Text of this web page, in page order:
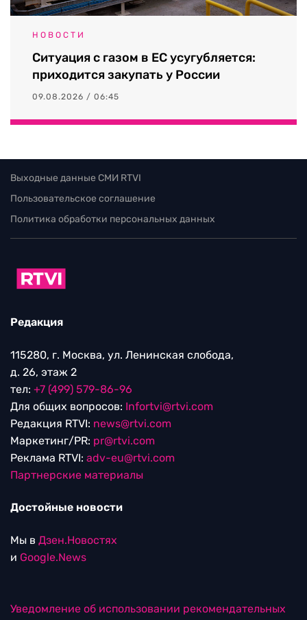
НОВОСТИ
Ситуация с газом в ЕС усугубляется:
приходится закупать у России
09.08.2026 / 06:45
Выходные данные СМИ RTVI
Пользовательское соглашение
Политика обработки персональных данных
Редакция
115280, г. Москва, ул. Ленинская слобода,
д. 26, этаж 2
тел: +7 (499) 579-86-96
Для общих вопросов: Infortvi@rtvi.com
Редакция RTVI: news@rtvi.com
Маркетинг/PR: pr@rtvi.com
Реклама RTVI: adv-eu@rtvi.com
Партнерские материалы
Достойные новости
Мы в Дзен.Новостях
и Google.News
Уведомление об использовании рекомендательных